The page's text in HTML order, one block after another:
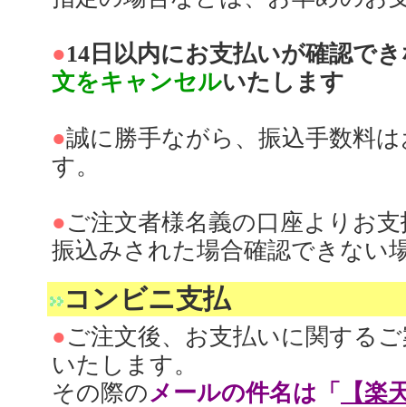
●14日以内にお支払いが確認で
文をキャンセルいたします
●誠に勝手ながら、振込手数料
す。
●ご注文者様名義の口座よりお
振込みされた場合確認できない
コンビニ支払
●ご注文後、お支払いに関する
いたします。
その際のメールの件名は「
【楽